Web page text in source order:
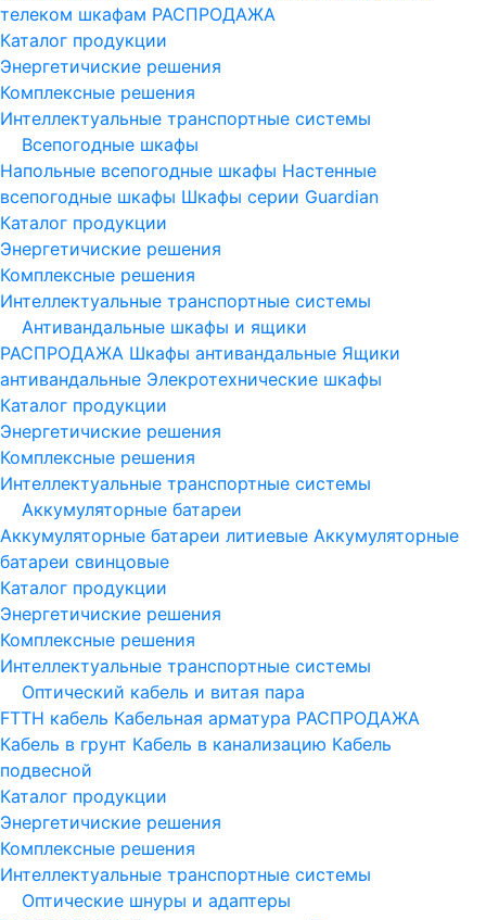
телеком шкафам РАСПРОДАЖА
Каталог продукции
Энергетичиские решения
Комплексные решения
Интеллектуальные транспортные системы
Всепогодные шкафы
Напольные всепогодные шкафы Настенные
всепогодные шкафы Шкафы серии Guardian
Каталог продукции
Энергетичиские решения
Комплексные решения
Интеллектуальные транспортные системы
Антивандальные шкафы и ящики
РАСПРОДАЖА Шкафы антивандальные Ящики
антивандальные Элекротехнические шкафы
Каталог продукции
Энергетичиские решения
Комплексные решения
Интеллектуальные транспортные системы
Аккумуляторные батареи
Аккумуляторные батареи литиевые Аккумуляторные
батареи свинцовые
Каталог продукции
Энергетичиские решения
Комплексные решения
Интеллектуальные транспортные системы
Оптический кабель и витая пара
FTTH кабель Кабельная арматура РАСПРОДАЖА
Кабель в грунт Кабель в канализацию Кабель
подвесной
Каталог продукции
Энергетичиские решения
Комплексные решения
Интеллектуальные транспортные системы
Оптические шнуры и адаптеры